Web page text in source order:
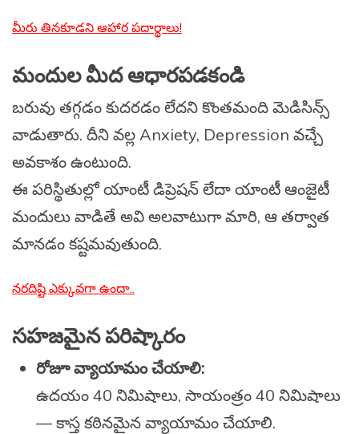
మీరు తినకూడని ఆహార పదార్థాలు!
మందుల మీద ఆధారపడకండి
బరువు తగ్గడం కుదరడం లేదని కొంతమంది మెడిసిన్స్
వాడుతారు. దీని వల్ల Anxiety, Depression వచ్చే
అవకాశం ఉంటుంది.
ఈ పరిస్థితుల్లో యాంటీ డిప్రెషన్ లేదా యాంటీ ఆంజైటీ
మందులు వాడితే అవి అలవాటుగా మారి, ఆ తర్వాత
మానడం కష్టమవుతుంది.
నరదిష్టి ఎక్కువగా ఉందా..
సహజమైన పరిష్కారం
రోజూ వ్యాయామం చేయాలి:
ఉదయం 40 నిమిషాలు, సాయంత్రం 40 నిమిషాలు
— కాస్త కఠినమైన వ్యాయామం చేయాలి.